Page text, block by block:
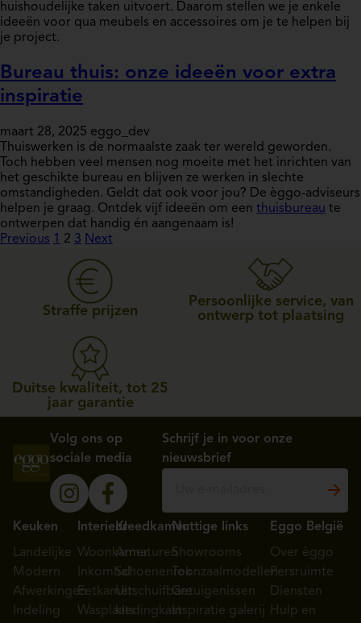
huishoudelijke taken uitvoert. Daarom stellen we je enkele
ideeën voor qua meubels en accessoires om je te helpen bij
je project.
Bureau thuis: onze ideeën voor extra
inspiratie
maart 28, 2025 eggo_dev
Thuiswerken is de normaalste zaak ter wereld geworden.
Toch hebben veel mensen nog moeite met het inrichten van
het geschikte bureau en blijven ze werken in slechte
omstandigheden. Geldt dat ook voor jou? De èggo-adviseurs
helpen je graag. Ontdek vijf ideeën om een thuisbureau te
ontwerpen dat handig én aangenaam is!
Previous 1 2 3 Next
Straffe prijzen
Persoonlijke service, van
ontwerp tot plaatsing
Duitse kwaliteit, tot 25
jaar garantie
Volg ons op
sociale media
Schrijf je in voor onze
nieuwsbrief
Keuken
Landelijke
Modern
Afwerkingen
Indeling
Interieur
Woonkamer
Inkomhal
Eetkamer
Wasplaats
Kleedkamer
Armaturen
Schoenenrek
Uitschuifbare
kledingkast
Nuttige links
Showrooms
Toonzaalmodellen
Getuigenissen
Inspiratie galerij
Eggo België
Over èggo
Persruimte
Diensten
Hulp en